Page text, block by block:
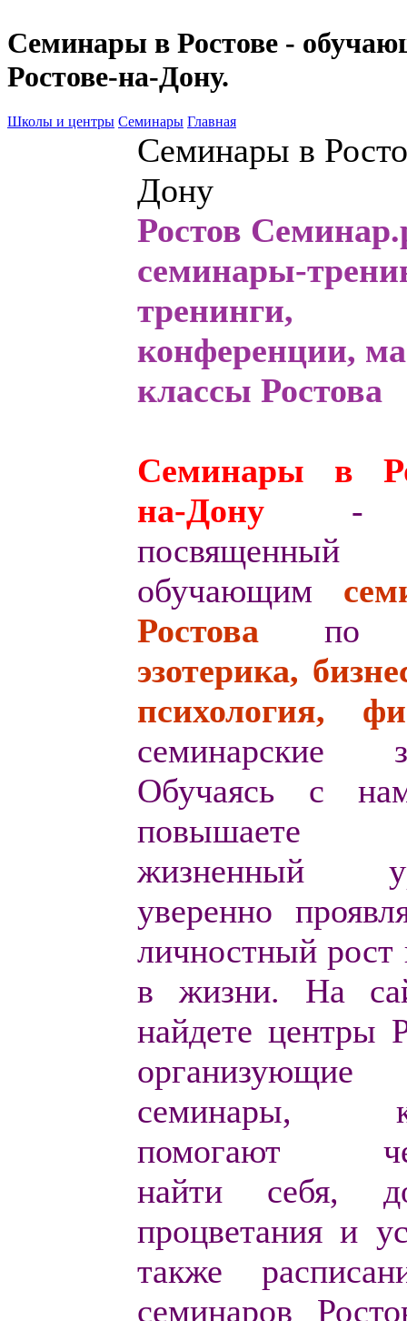
Семинары в Ростове -
Ростове-на-Дону.
Школы и центры Семинары Главная
Семинары в
Дону
Ростов
семинары-
тренинги,
конференции,
классы Ростова
Семинары в
на-Дону
-
посвященный
обучающим с
Ростова по
эзотерика,
психология,
семинарские
Обучаясь с
повышаете
жизненный
уверенно
личностный рост
в жизни. На
найдете центры
организующие
семинары,
помогают
найти себя,
процветания и
также
семинаров